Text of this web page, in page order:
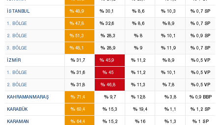
İSTANBUL %48,9 %30,1 % 8,6 % 10,3 % 0,7 SP
1. BÖLGE %47,8 %32,6 % 8,6 %8,9 % 0,7 SP
2. BÖLGE %51,3 % 28,3 % 8 % 10,1 % 0,9 SP
3. BÖLGE %48,1 % 28,9 % 9 % 11,9 % 0,7 SP
İZMIR %31,7 %45,9 %11,2 %8,9 %0,5VP
1. BÖLGE %31,6 % 45 %11,2 % 10,1 %0,5VP
2. BÖLGE %31,8 % 46,8 %11,3 %7,8 %0,5VP
KAHRAMANMARAŞ %71,4 %9,7 %12,8 %3,8 %0,9BBP
KARABÜK %60,4 % 15,3 %19,4 %1,1 % 1,2 SP
KARAMAN %64,4 % 15,2 %16 %1,3 %1 SP